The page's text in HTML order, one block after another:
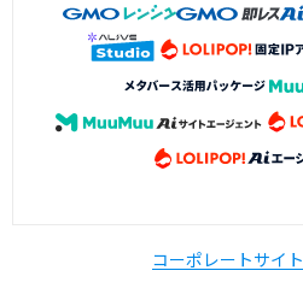
コーポレートサイト